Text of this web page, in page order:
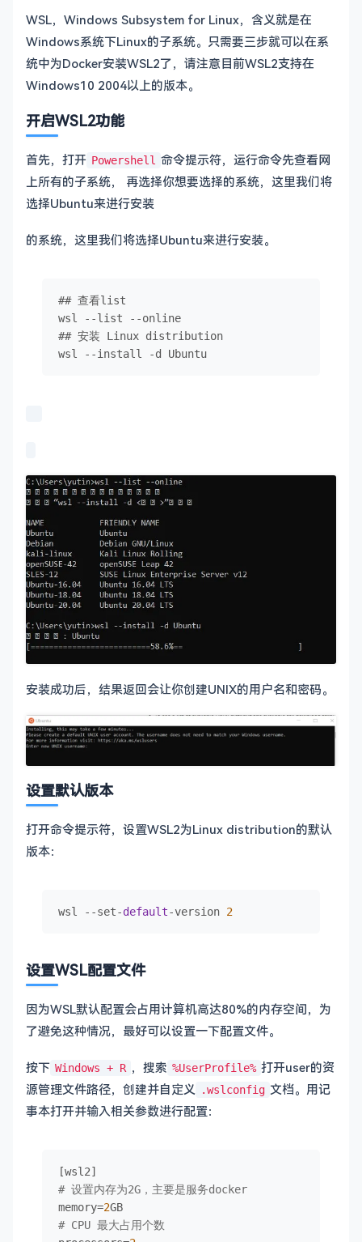
WSL，Windows Subsystem for Linux，含义就是在
Windows系统下Linux的子系统。只需要三步就可以在系
统中为Docker安装WSL2了，请注意目前WSL2支持在
Windows10 2004以上的版本。
开启WSL2功能
首先，打开 Powershell 命令提示符，运行命令先查看网
上所有的子系统， 再选择你想要选择的系统，这里我们将
选择Ubuntu来进行安装
的系统，这里我们将选择Ubuntu来进行安装。
## 查看list
wsl
--list
--online
## 安装 Linux distribution
wsl
--install -d Ubuntu
安装成功后，结果返回会让你创建UNIX的用户名和密码。
设置默认版本
打开命令提示符，设置WSL2为Linux distribution的默认
版本：
wsl --set-default-version 2
设置WSL配置文件
因为WSL默认配置会占用计算机高达80%的内存空间，为
了避免这种情况，最好可以设置一下配置文件。
按下 Windows + R ，搜索 %UserProfile% 打开user的资
源管理文件路径，创建并自定义
.wslconfig 文档。用记
事本打开并输入相关参数进行配置：
# 设置内存为2G，主要是服务docker
memory=2
# CPU 最大占用个数